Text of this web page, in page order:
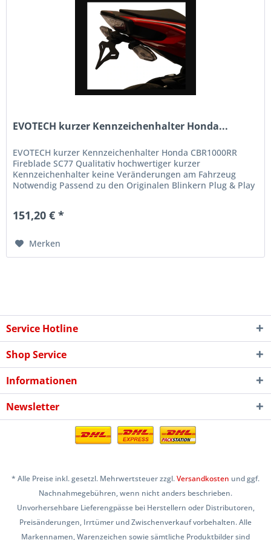
EVOTECH kurzer Kennzeichenhalter Honda...
EVOTECH kurzer Kennzeichenhalter Honda CBR1000RR
Fireblade SC77 Qualitativ hochwertiger kurzer
Kennzeichenhalter keine Veränderungen am Fahrzeug
Notwendig Passend zu den Originalen Blinkern Plug & Play
151,20 € *
Merken
Service Hotline
Shop Service
Informationen
Newsletter
* Alle Preise inkl. gesetzl. Mehrwertsteuer zzgl.Versandkosten und ggf.
Nachnahmegebühren, wenn nicht anders beschrieben.
Unvorhersehbare Lieferengpässe bei Herstellern oder Distributoren,
Preisänderungen, Irrtümer und Zwischenverkauf vorbehalten. Alle
Markennamen, Warenzeichen sowie sämtliche Produktbilder sind